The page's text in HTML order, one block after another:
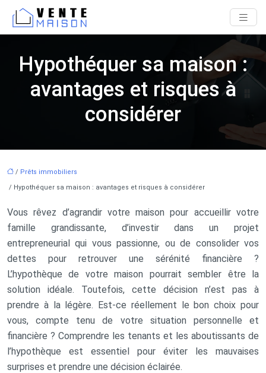
Hypothéquer sa maison :
avantages et risques à
considérer
/ Prêts immobiliers
/ Hypothéquer sa maison : avantages et risques à considérer
Vous rêvez d’agrandir votre maison pour accueillir votre
famille grandissante, d’investir dans un projet
entrepreneurial qui vous passionne, ou de consolider vos
dettes pour retrouver une sérénité financière ?
L’hypothèque de votre maison pourrait sembler être la
solution idéale. Toutefois, cette décision n’est pas à
prendre à la légère. Est-ce réellement le bon choix pour
vous, compte tenu de votre situation personnelle et
financière ? Comprendre les tenants et les aboutissants de
l’hypothèque est essentiel pour éviter les mauvaises
surprises et prendre une décision éclairée.